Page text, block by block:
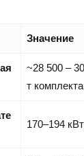
Значение
~28 500 –
т
170–194